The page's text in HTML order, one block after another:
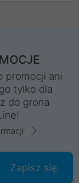
promocji ani
tylko dla
do grona
Zapisz się